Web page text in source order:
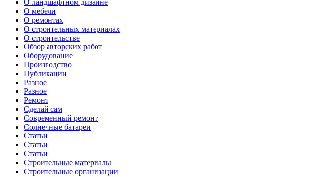
О ландшафтном дизайне
О мебели
О ремонтах
О строительных материалах
О строительстве
Обзор авторских работ
Оборудование
Производство
Публикации
Разное
Разное
Ремонт
Сделай сам
Современный ремонт
Солнечные батареи
Статьи
Статьи
Статьи
Строительные материалы
Строительные организации